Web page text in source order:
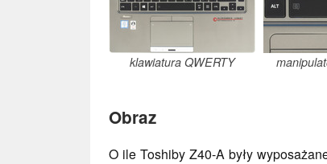
klawiatura QWERTY
Obraz
O ile Toshiby Z40-A były